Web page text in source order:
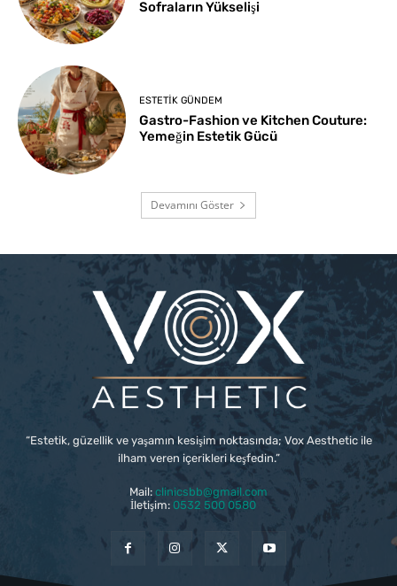
Sofraların Yükselişi
ESTETIK GÜNDEM
Gastro-Fashion ve Kitchen Couture:
Yemeğin Estetik Gücü
Devamını Göster
“Estetik, güzellik ve yaşamın kesişim noktasında; Vox Aesthetic ile
ilham veren içerikleri keşfedin.”
Mail: clinicsbb@gmail.com
İletişim: 0532 500 0580